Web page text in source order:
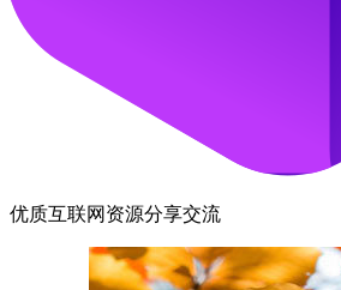
优质互联网资源分享交流